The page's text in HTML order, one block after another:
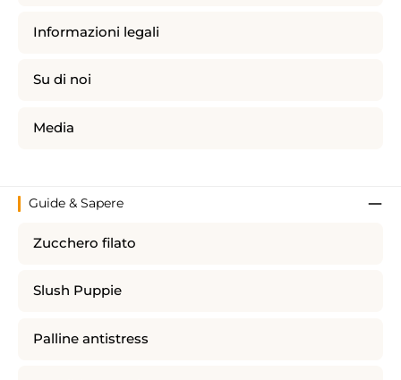
Informazioni legali
Su di noi
Media
Guide & Sapere
Zucchero filato
Slush Puppie
Palline antistress